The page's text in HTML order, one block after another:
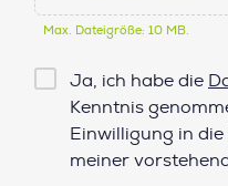
Max. Dateigröße: 10 MB.
Checkbox
Datenschutz*
Ja, ich habe die
Kenntnis
Einwilligung in
meiner